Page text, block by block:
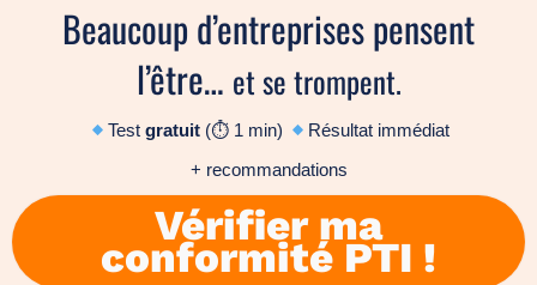
Beaucoup d’entreprises pensent
l’être… et se trompent.
Test gratuit (⏱ 1 min) Résultat immédiat
+ recommandations
Vérifier ma
conformité PTI !